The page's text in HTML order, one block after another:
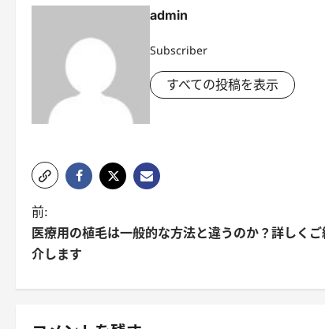
admin
Subscriber
すべての投稿を表示
ポ
ス
前:
医療用の植毛は一般的な方法と違うのか？詳しくご
介します